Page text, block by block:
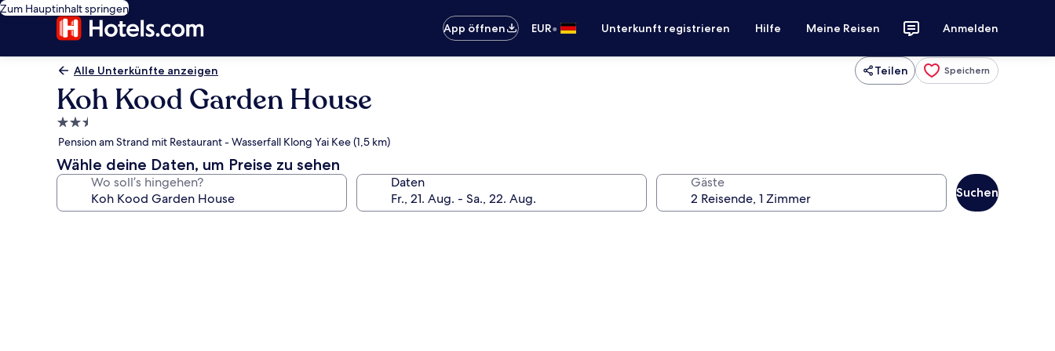
Zum Hauptinhalt springen
App öffnen
EUR• Unterkunft registrieren Hilfe Meine Reisen Anmelden
Alle Unterkünfte anzeigen Teilen Speichern
Koh Kood Garden House
2.5-
Sterne-
Unterkunft
Pension am Strand mit Restaurant - Wasserfall Klong Yai Kee (1,5 km)
Wähle deine Daten, um Preise zu sehen
Wo soll’s hingehen? Daten Gäste
Suchen